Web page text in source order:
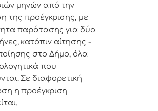
μηνών από την
της προέγκρισης, με
παράτασης για δύο
κατόπιν αίτησης -
στο Δήμο, όλα
που
Σε διαφορετική
η προέγκριση